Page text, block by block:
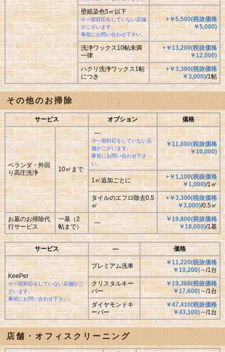
壁紙染色5㎡以下
※一部対応をしていない店舗
がございます。
事前にお問い合わせ下さい。
+￥5,500(税抜価格
￥5,000)
洗浄ワックス10帖未満
一律
+￥13,200(税抜価格
￥12,000)
ハクリ洗浄ワックス1帖
につき
+￥3,300(税抜価格
￥3,000)/1帖
その他のお掃除
サービス オプション 価格
ベランダ・外回
り高圧洗浄
10㎡まで
―
※一部対応をしていない店
舗がございます。
事前にお問い合わせ下さ
い。
￥11,000(税抜価格
￥10,000)
1㎡追加ごとに +￥1,100(税抜価格
￥1,000)/1㎡
タイルのエフロ除去0.5
㎡
+￥3,300(税抜価格
￥3,000)/0.5㎡
お墓のお掃除代
行サービス
一基（2
帖まで）
― ￥19,800(税抜価格
￥18,000)/1基
サービス ― 価格
KeePer
※一部対応をしていない店舗がご
ざいます。
事前にお問い合わせ下さい。
プレミアム洗車 ￥11,220(税抜価格
￥10,200)～/1台
クリスタルキー
パー
￥19,360(税抜価格
￥17,600)～/1台
ダイヤモンドキ
ーパー
￥47,410(税抜価格
￥43,100)～/1台
店舗・オフィスクリーニング